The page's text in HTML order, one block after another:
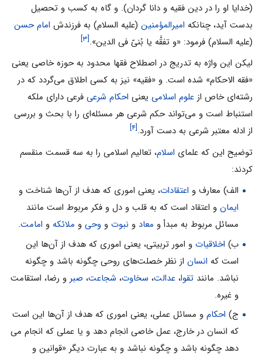
(خدایا او را در دین فقیه و دانا گردان). و گاه به کسب و تحصیل
بدست آید، چنانکه امیرالمؤمنین (علیه السلام) به فرزندش امام حسن
(علیه السلام) فرمود: «و تفقَّه یا بُنیّ فى الدین».[۳]
لیکن این واژه به تدریج در اصطلاح فقها محدود به حوزه خاصی یعنی
«فقه الاحکام» شده است. و «فقیه» نیز به کسی اطلاق می‌گردد که در
رشته‌ای خاص از علوم اسلامی یعنی احکام شرعی فرعی دارای ملکه
استنباط است و می‌تواند حکم شرعی هر مسئله‌ای را با بحث و بررسی
از ادله معتبر شرعی به دست آورد.[۴]
توضیح این که علمای اسلام، تعالیم اسلامى را به سه قسمت منقسم
کردند:
الف) معارف و اعتقادات، یعنى امورى که هدف از آن‌ها شناخت و
ایمانو اعتقاد است که به قلب و دل و فکر مربوط است مانند
مسائل مربوط به مبدأ و معاد و نبوتو وحىو ملائکهو امامت.
ب) اخلاقیاتو امور تربیتى، یعنى امورى که هدف از آن‌ها این
است که انساناز نظر خصلت‌هاى روحى چگونه باشد و چگونه
نباشد. مانند تقوا، عدالت، سخاوت، شجاعت، صبر و رضا، استقامت
و غیره.
ج) احکامو مسائل عملى، یعنى امورى که هدف از آن‌ها این است
که انسان در خارج، عمل خاصى انجام دهد و یا عملى که انجام مى
دهد چگونه باشد و چگونه نباشد و به عبارت دیگر «قوانین و